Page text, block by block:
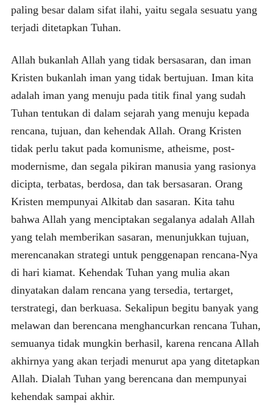
paling besar dalam sifat ilahi, yaitu segala sesuatu yang
terjadi ditetapkan Tuhan.
Allah bukanlah Allah yang tidak bersasaran, dan iman
Kristen bukanlah iman yang tidak bertujuan. Iman kita
adalah iman yang menuju pada titik final yang sudah
Tuhan tentukan di dalam sejarah yang menuju kepada
rencana, tujuan, dan kehendak Allah. Orang Kristen
tidak perlu takut pada komunisme, atheisme, post-
modernisme, dan segala pikiran manusia yang rasionya
dicipta, terbatas, berdosa, dan tak bersasaran. Orang
Kristen mempunyai Alkitab dan sasaran. Kita tahu
bahwa Allah yang menciptakan segalanya adalah Allah
yang telah memberikan sasaran, menunjukkan tujuan,
merencanakan strategi untuk penggenapan rencana-Nya
di hari kiamat. Kehendak Tuhan yang mulia akan
dinyatakan dalam rencana yang tersedia, tertarget,
terstrategi, dan berkuasa. Sekalipun begitu banyak yang
melawan dan berencana menghancurkan rencana Tuhan,
semuanya tidak mungkin berhasil, karena rencana Allah
akhirnya yang akan terjadi menurut apa yang ditetapkan
Allah. Dialah Tuhan yang berencana dan mempunyai
kehendak sampai akhir.